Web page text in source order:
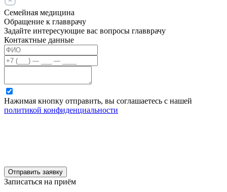
Семейная медицина
Обращение к главврачу
Задайте интересующие вас вопросы главврачу
Контактные данные
Нажимая кнопку отправить, вы соглашаетесь с нашей
политикой конфиденциальности
Отправить заявку
Записаться на приём